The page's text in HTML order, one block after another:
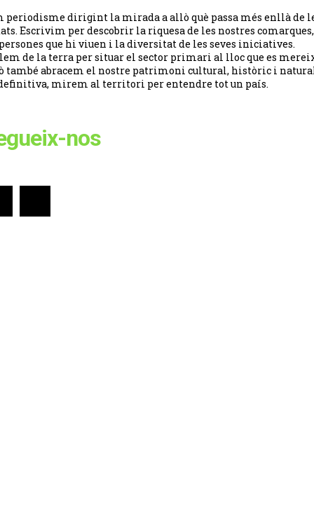
periodisme dirigint la mirada a allò què passa més enllà de
Escrivim per descobrir la riquesa de les nostres
que hi viuen i la diversitat de les seves iniciatives.
de la terra per situar el sector primari al lloc que es
també abracem el nostre patrimoni cultural, històric i
mirem al territori per entendre tot un país.
nos